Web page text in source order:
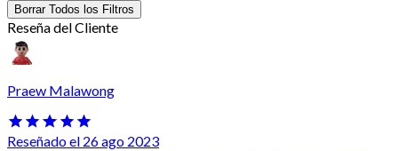
Borrar Todos los Filtros
Reseña del Cliente
Praew Malawong
Reseñado el 26 ago 2023